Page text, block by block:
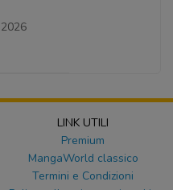
LINK UTILI
Premium
MangaWorld classico
Termini e Condizioni